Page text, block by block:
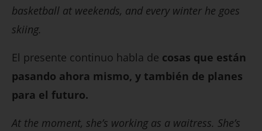
basketball at weekends, and every winter he goes
skiing.
El presente continuo habla de cosas que están
pasando ahora mismo, y también de planes
para el futuro.
At the moment, she’s working as a waitress. She’s